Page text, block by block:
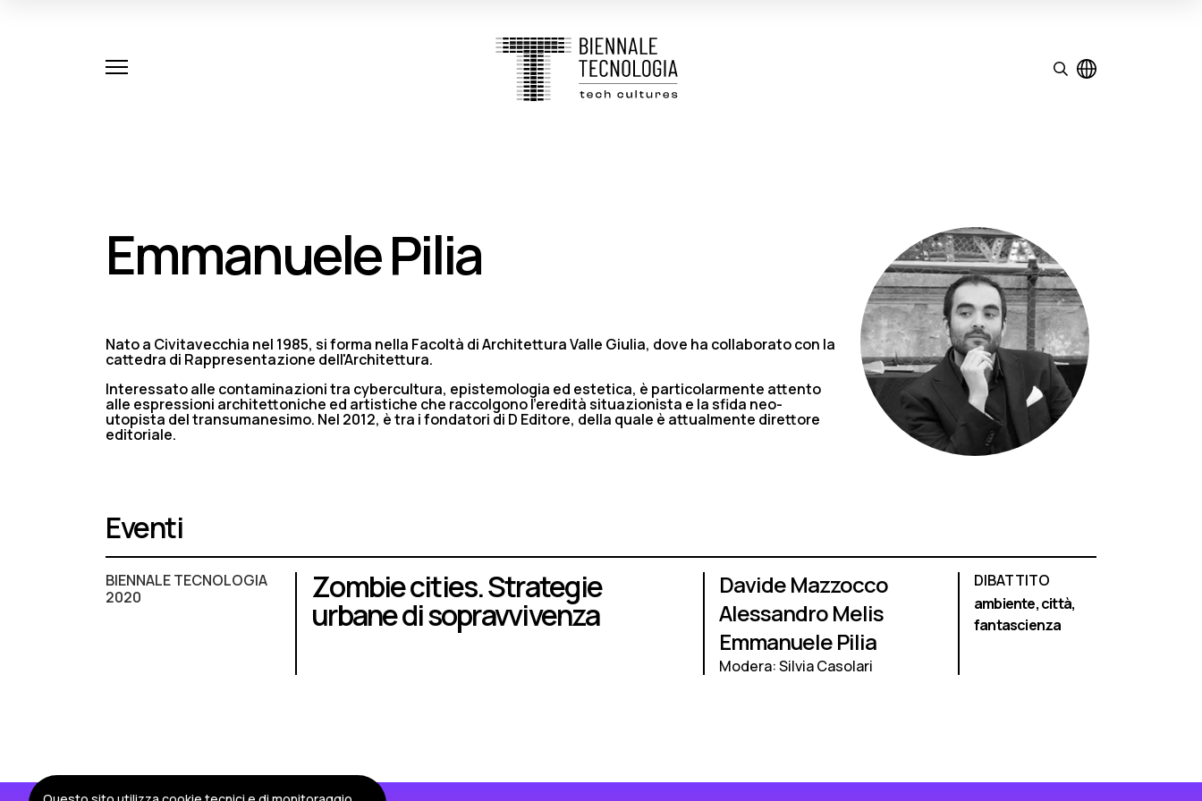
Emmanuele Pilia
Nato a Civitavecchia nel 1985, si forma nella Facoltà di Architettura Valle Giulia, dove ha collaborato con la
cattedra di Rappresentazione dell'Architettura.
Interessato alle contaminazioni tra cybercultura, epistemologia ed estetica, è particolarmente attento
alle espressioni architettoniche ed artistiche che raccolgono l’eredità situazionista e la sfida neo-
utopista del transumanesimo. Nel 2012, è tra i fondatori di D Editore, della quale è attualmente direttore
editoriale.
Eventi
BIENNALE TECNOLOGIA
2020
Zombie cities. Strategie
urbane di sopravvivenza
Davide Mazzocco
Alessandro Melis
Emmanuele Pilia
Modera: Silvia Casolari
DIBATTITO
ambiente,città,
fantascienza